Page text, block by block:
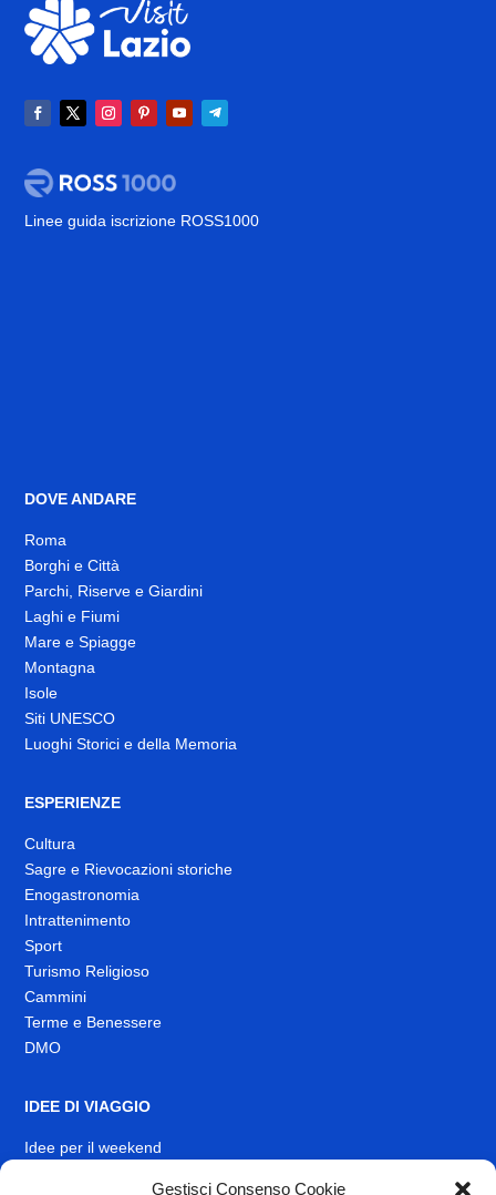
Gestisci Consenso Cookie
Linee guida iscrizione ROSS1000
DOVE ANDARE
Roma
Borghi e Città
Parchi, Riserve e Giardini
Laghi e Fiumi
Mare e Spiagge
Montagna
Isole
Siti UNESCO
Luoghi Storici e della Memoria
ESPERIENZE
Cultura
Sagre e Rievocazioni storiche
Enogastronomia
Intrattenimento
Sport
Turismo Religioso
Cammini
Terme e Benessere
DMO
IDEE DI VIAGGIO
Idee per il weekend